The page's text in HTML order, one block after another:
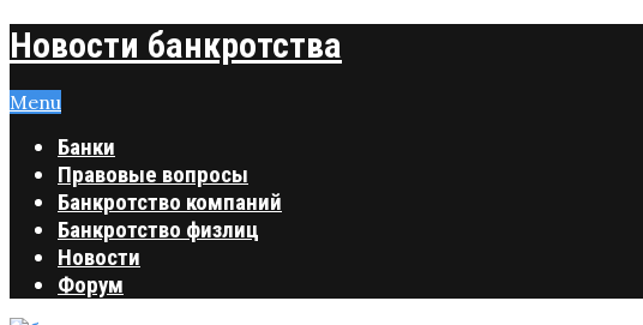
Новости банкротства
Menu
Банки
Правовые вопросы
Банкротство компаний
Банкротство физлиц
Новости
Форум